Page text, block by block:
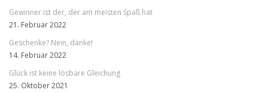
Gewinner ist der, der am meisten Spaß hat
21. Februar 2022
Geschenke? Nein, danke!
14. Februar 2022
Glück ist keine lösbare Gleichung
25. Oktober 2021